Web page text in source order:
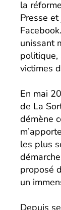
la
Presse
unissant
politique,
victimes
En mai
de La
démène
les plus
proposé
un
Depuis